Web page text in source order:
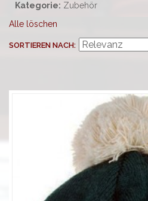
Kategorie: Zubehör
Alle löschen
SORTIEREN NACH